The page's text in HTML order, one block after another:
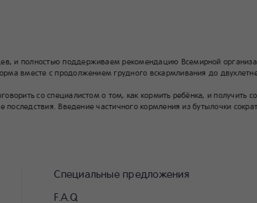
полностью поддерживаем рекомендацию Всемирной
вместе с продолжением грудного вскармливания до
со специалистом о том, как кормить ребёнка, и получить
Введение частичного кормления из бутылочки
Специальные предложения
F.A.Q